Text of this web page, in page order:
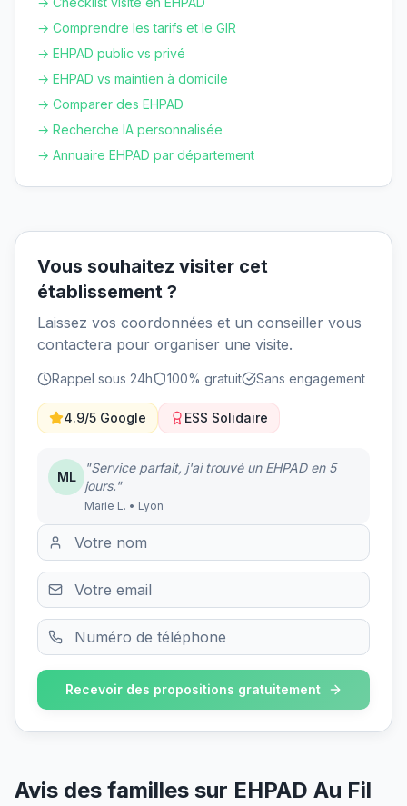
→ Comprendre les tarifs et le GIR
→ EHPAD public vs privé
→ EHPAD vs maintien à domicile
→ Comparer des EHPAD
→ Recherche IA personnalisée
→ Annuaire EHPAD par département
Vous souhaitez visiter cet
établissement ?
Laissez vos coordonnées et un conseiller vous
contactera pour organiser une visite.
Rappel sous 24h 100% gratuit Sans engagement
4.9/5 Google ESS Solidaire
ML
"Service parfait, j'ai trouvé un EHPAD en 5
jours."
Marie L. • Lyon
Recevoir des propositions gratuitement
Avis des familles sur EHPAD Au Fil